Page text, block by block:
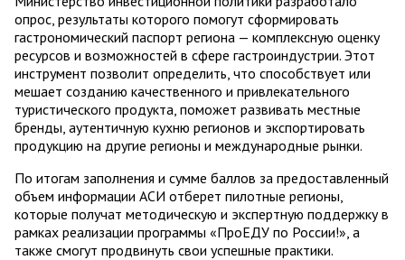
опрос, результаты которого помогут сформировать
гастрономический паспорт региона — комплексную оценку
ресурсов и возможностей в сфере гастроиндустрии. Этот
инструмент позволит определить, что способствует или
мешает созданию качественного и привлекательного
туристического продукта, поможет развивать местные
бренды, аутентичную кухню регионов и экспортировать
продукцию на другие регионы и международные рынки.
По итогам заполнения и сумме баллов за предоставленный
объем информации АСИ отберет пилотные регионы,
которые получат методическую и экспертную поддержку в
рамках реализации программы «ПроЕДУ по России!», а
также смогут продвинуть свои успешные практики.